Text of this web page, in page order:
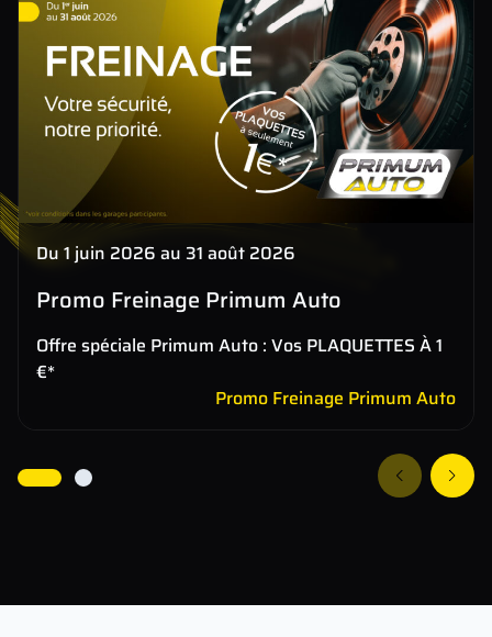
Du 1 juin 2026 au 31 août 2026
Promo Freinage Primum Auto
Offre spéciale Primum Auto : Vos PLAQUETTES À 1
€*
Promo Freinage Primum Auto